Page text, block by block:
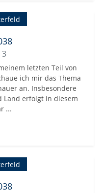
3
letzten Teil von
ich mir das Thema
an. Insbesondere
Land erfolgt in diesem
...